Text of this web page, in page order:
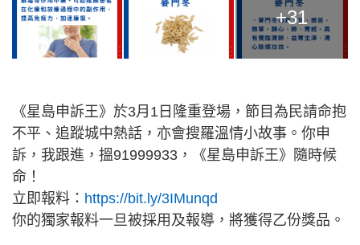
+31
《星島申訴王》於3月1日隆重登場，節目為民請命抱
不平、追蹤城中熱話，亦會搜羅溫情小故事。你申
訴，我跟進，搵91999933，《星島申訴王》隨時候
命！
立即報料： https://bit.ly/3IMunqd
你的獨家報料一旦被採用及報導，將獲得乙份獎品。